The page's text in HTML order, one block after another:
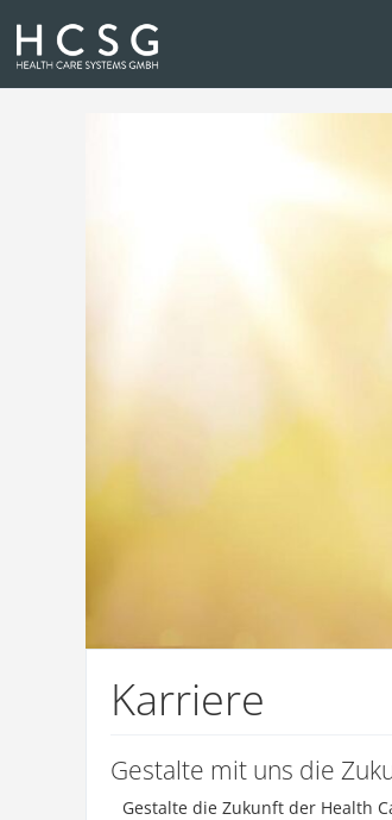
Karriere
Gestalte mit uns die
Gestalte die Zukunft der Health